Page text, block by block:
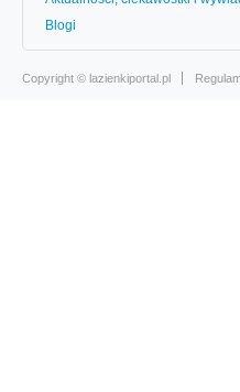
Blogi
Copyright © lazienkiportal.pl